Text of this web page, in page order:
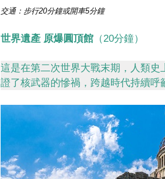
交通：步行20分鐘或開車5分鐘
世界遺產 原爆圓頂館 （20分鐘）
這是在第二次世界大戰末期，人類
證了核武器的慘禍，跨越時代持續呼